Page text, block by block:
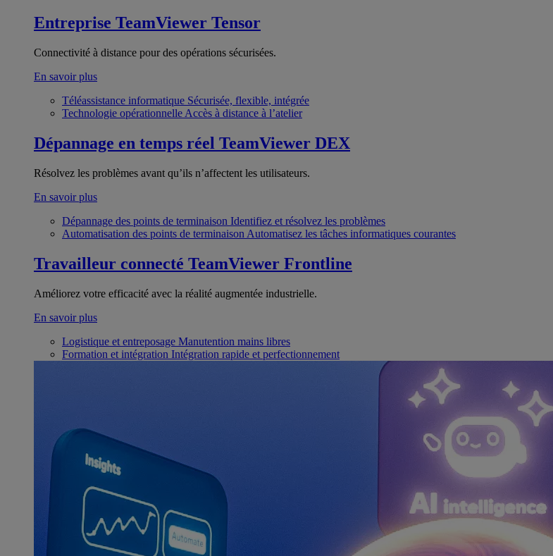
Entreprise TeamViewer Tensor
Connectivité à distance pour des opérations sécurisées.
En savoir plus
Téléassistance informatique Sécurisée, flexible, intégrée
Technologie opérationnelle Accès à distance à l’atelier
Dépannage en temps réel TeamViewer DEX
Résolvez les problèmes avant qu’ils n’affectent les utilisateurs.
En savoir plus
Dépannage des points de terminaison Identifiez et résolvez les problèmes
Automatisation des points de terminaison Automatisez les tâches informatiques courantes
Travailleur connecté TeamViewer Frontline
Améliorez votre efficacité avec la réalité augmentée industrielle.
En savoir plus
Logistique et entreposage Manutention mains libres
Formation et intégration Intégration rapide et perfectionnement